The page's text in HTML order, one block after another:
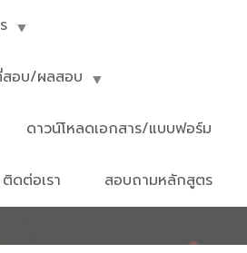
รนักศึกษา
หนือ
สอบ/ผลสอบ
ดาวน์โหลดเอกสาร/แบบฟอร์ม
ติดต่อเรา สอบถามหลักสูตร